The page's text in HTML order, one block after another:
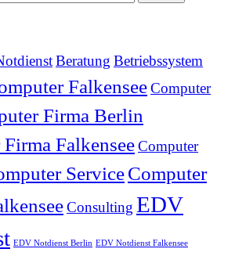
Beratung Betriebssystem
FalkenseeComputer
Firma Berlin
FalkenseeComputer
ServiceComputer
Consulting EDV
EDV Notdienst Berlin EDV Notdienst Falkensee